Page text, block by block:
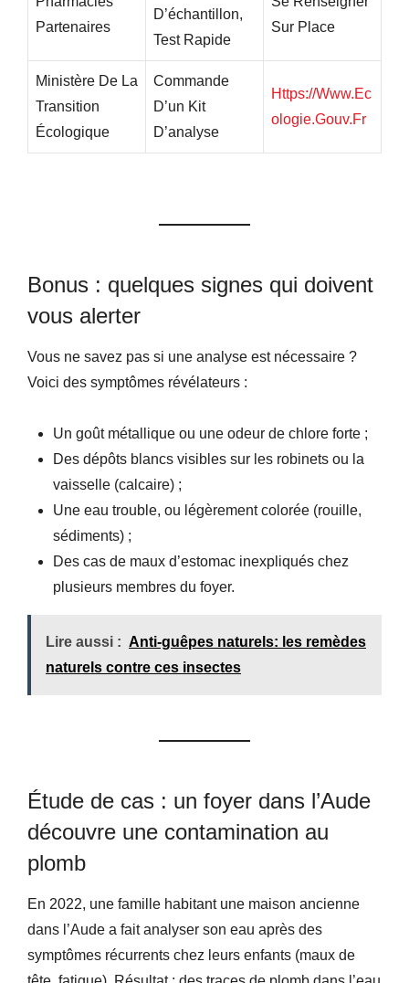
Partenaires
D’échantillon,
Test Rapide
Sur Place
Ministère De La
Transition
Écologique
Commande
D’un Kit
D’analyse
Https://www.ec
Ologie.gouv.fr
Bonus : quelques signes qui doivent
vous alerter
Vous ne savez pas si une analyse est nécessaire ?
Voici des symptômes révélateurs :
Un goût métallique ou une odeur de chlore forte ;
Des dépôts blancs visibles sur les robinets ou la
vaisselle (calcaire) ;
Une eau trouble, ou légèrement colorée (rouille,
sédiments) ;
Des cas de maux d’estomac inexpliqués chez
plusieurs membres du foyer.
Lire aussi : Anti-guêpes naturels: les remèdes
naturels contre ces insectes
Étude de cas : un foyer dans l’Aude
découvre une contamination au
plomb
En 2022, une famille habitant une maison ancienne
dans l’Aude a fait analyser son eau après des
symptômes récurrents chez leurs enfants (maux de